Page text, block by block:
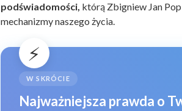
podświadomości, którą Zbigniew Jan
mechanizmy naszego życia.
⚡
W SKRÓCIE
Najważniejsza prawda o